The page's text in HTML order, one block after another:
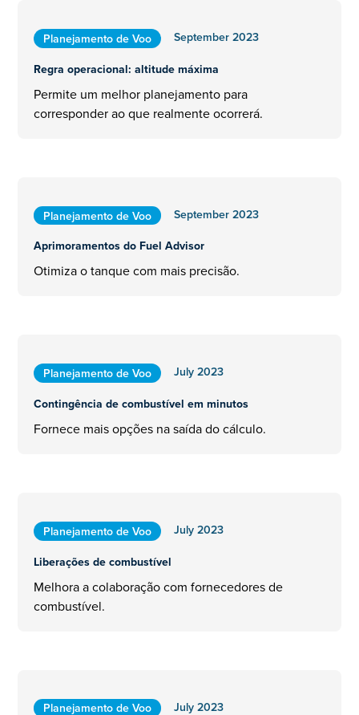
Planejamento de Voo
September 2023
Regra operacional: altitude máxima
Permite um melhor planejamento para
corresponder ao que realmente ocorrerá.
Planejamento de Voo
September 2023
Aprimoramentos do Fuel Advisor
Otimiza o tanque com mais precisão.
Planejamento de Voo
July 2023
Contingência de combustível em minutos
Fornece mais opções na saída do cálculo.
Planejamento de Voo
July 2023
Liberações de combustível
Melhora a colaboração com fornecedores de
combustível.
Planejamento de Voo July 2023